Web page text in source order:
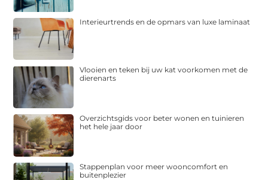
Interieurtrends en de opmars van luxe laminaat
Vlooien en teken bij uw kat voorkomen met de
dierenarts
Overzichtsgids voor beter wonen en tuinieren
het hele jaar door
Stappenplan voor meer wooncomfort en
buitenplezier